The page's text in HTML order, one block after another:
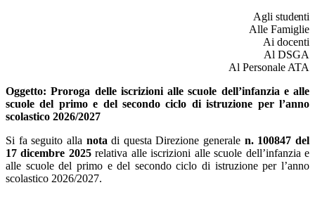
Aglistudenti
Alle Famiglie
Ai docenti
Al DSGA
Al Personale ATA
Oggetto: Proroga delle iscrizioni alle scuole dell’infanzia e alle
scuole del primo e del secondo ciclo di istruzione per l’anno
scolastico 2026/2027
Si fa seguito alla nota di questa Direzione generale n. 100847 del
17 dicembre 2025relativa alle iscrizioni alle scuole dell’infanzia e
alle scuole del primo e del secondo ciclo di istruzione per l’anno
scolastico 2026/2027.